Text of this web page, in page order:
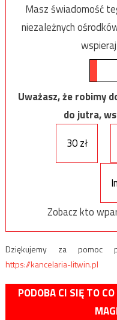
Masz świadomość
niezależnych
Uważasz, że robimy
do jutra,
30 zł
Zobacz kto
Dziękujemy za pomoc
https://kancelaria-litwin.pl
PODOBA CI SIĘ TO